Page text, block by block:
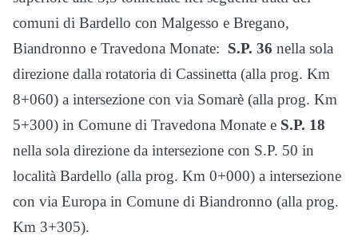
comuni di Bardello con Malgesso e Bregano,
Biandronno e Travedona Monate: S.P. 36 nella sola
direzione dalla rotatoria di Cassinetta (alla prog. Km
8+060) a intersezione con via Somarè (alla prog. Km
5+300) in Comune di Travedona Monate e S.P. 18
nella sola direzione da intersezione con S.P. 50 in
località Bardello (alla prog. Km 0+000) a intersezione
con via Europa in Comune di Biandronno (alla prog.
Km 3+305).